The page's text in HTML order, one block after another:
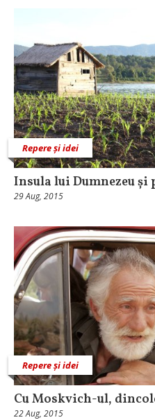
Repere și idei
Insula lui Dumnezeu și
29 Aug, 2015
Repere și idei
Cu Moskvich-ul,
22 Aug, 2015